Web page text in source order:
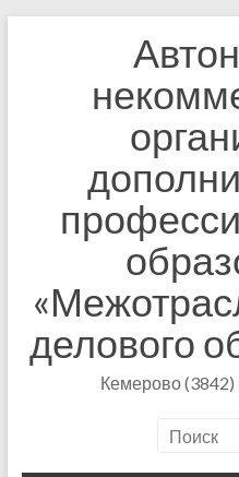
делового
Кемерово